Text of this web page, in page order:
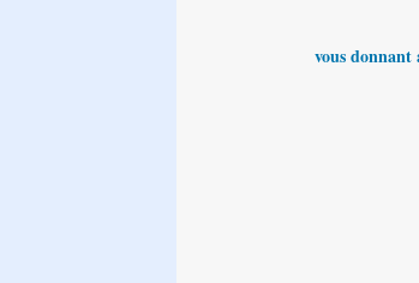
vous donnant